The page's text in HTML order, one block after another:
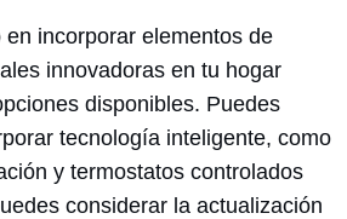
incorporar elementos de
innovadoras en tu hogar
disponibles. Puedes
tecnología inteligente, como
y termostatos controlados
considerar la actualización